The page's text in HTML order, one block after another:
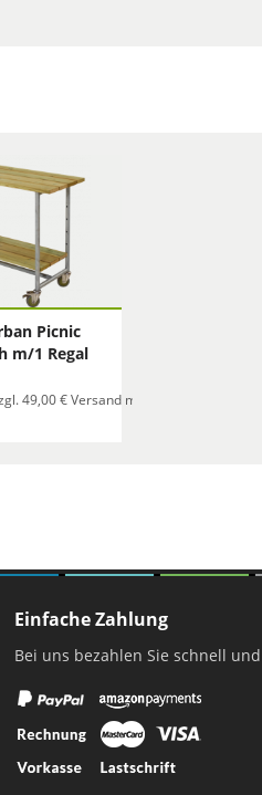
Picnic
m/1 Regal
49,00 € Versand mit Spedition pro
Einfache Zahlung
Bei uns bezahlen Sie schnell